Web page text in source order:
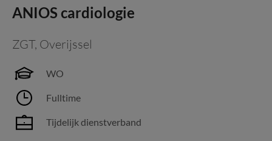
ANIOS cardiologie
ZGT, Overijssel
WO
Fulltime
Tijdelijk dienstverband